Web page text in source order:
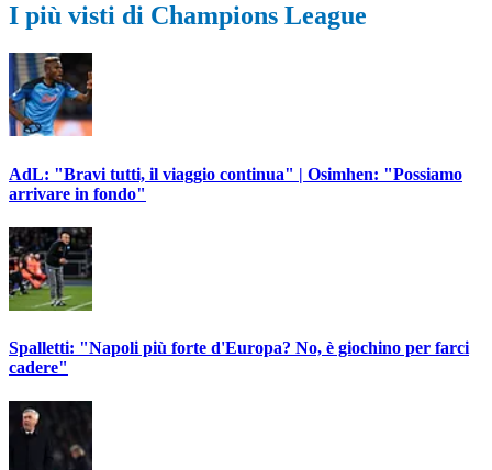
I più visti di Champions League
AdL: "Bravi tutti, il viaggio continua" | Osimhen: "Possiamo
arrivare in fondo"
Spalletti: "Napoli più forte d'Europa? No, è giochino per farci
cadere"